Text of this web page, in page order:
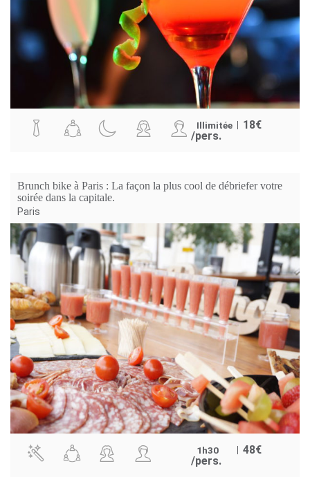
Illimitée 18€
/pers.
Brunch bike à Paris : La façon la plus cool de débriefer votre
soirée dans la capitale.
Paris
1h30 48€
/pers.